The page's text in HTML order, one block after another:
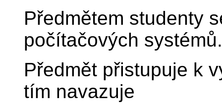
Předmětem studenty
počítačových systémů.
Předmět přistupuje k
tím navazuje